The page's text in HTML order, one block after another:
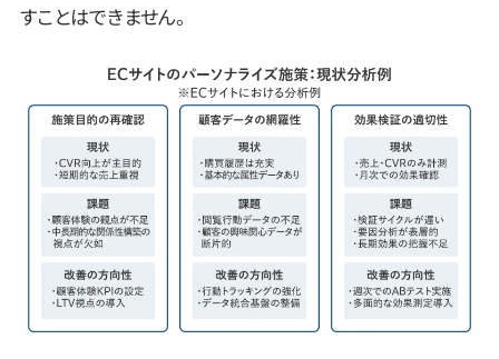
すことはできません。